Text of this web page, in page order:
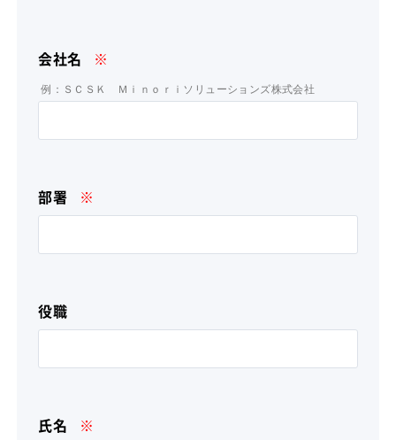
会社名 ※
例：ＳＣＳＫ Ｍｉｎｏｒｉソリューションズ株式会社
部署 ※
役職
氏名 ※